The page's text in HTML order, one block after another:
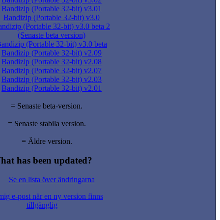
Bandizip (Portable 32-bit) v3.01
Bandizip (Portable 32-bit) v3.0
(Portable 32-bit) v3.0 beta 2
(Senaste beta version)
(Portable 32-bit) v3.0 beta
Bandizip (Portable 32-bit) v2.09
Bandizip (Portable 32-bit) v2.08
Bandizip (Portable 32-bit) v2.07
Bandizip (Portable 32-bit) v2.03
Bandizip (Portable 32-bit) v2.01
= Senaste beta-version.
= Senaste stabila version.
= Äldre version.
has been updated?
Se en lista över ändringarna
e-post när en ny version finns
tillgänglig